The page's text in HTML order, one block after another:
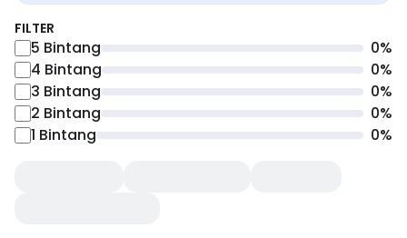
FILTER
5 Bintang 0%
4 Bintang 0%
3 Bintang 0%
2 Bintang 0%
1 Bintang 0%